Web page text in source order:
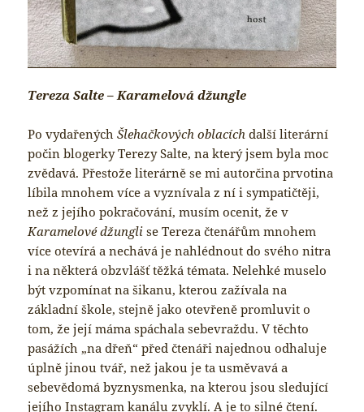
Tereza Salte – Karamelová džungle
Po vydařenýchŠlehačkových oblacích další literární
počin blogerky Terezy Salte, na který jsem byla moc
zvědavá. Přestože literárně se mi autorčina prvotina
líbila mnohem více a vyznívala z ní i sympatičtěji,
než z jejího pokračování, musím ocenit, že v
Karamelové džungli se Tereza čtenářům mnohem
více otevírá a nechává je nahlédnout do svého nitra
i na některá obzvlášť těžká témata. Nelehké muselo
být vzpomínat na šikanu, kterou zažívala na
základní škole, stejně jako otevřeně promluvit o
tom, že její máma spáchala sebevraždu. V těchto
pasážích „na dřeň“ před čtenáři najednou odhaluje
úplně jinou tvář, než jakou je ta usměvavá a
sebevědomá byznysmenka, na kterou jsou sledující
jejího Instagram kanálu zvyklí. A je to silné čtení.